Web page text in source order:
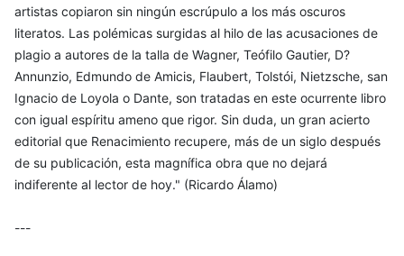
artistas copiaron sin ningún escrúpulo a los más oscuros
literatos. Las polémicas surgidas al hilo de las acusaciones de
plagio a autores de la talla de Wagner, Teófilo Gautier, D?
Annunzio, Edmundo de Amicis, Flaubert, Tolstói, Nietzsche, san
Ignacio de Loyola o Dante, son tratadas en este ocurrente libro
con igual espíritu ameno que rigor. Sin duda, un gran acierto
editorial que Renacimiento recupere, más de un siglo después
de su publicación, esta magnífica obra que no dejará
indiferente al lector de hoy." (Ricardo Álamo)
---